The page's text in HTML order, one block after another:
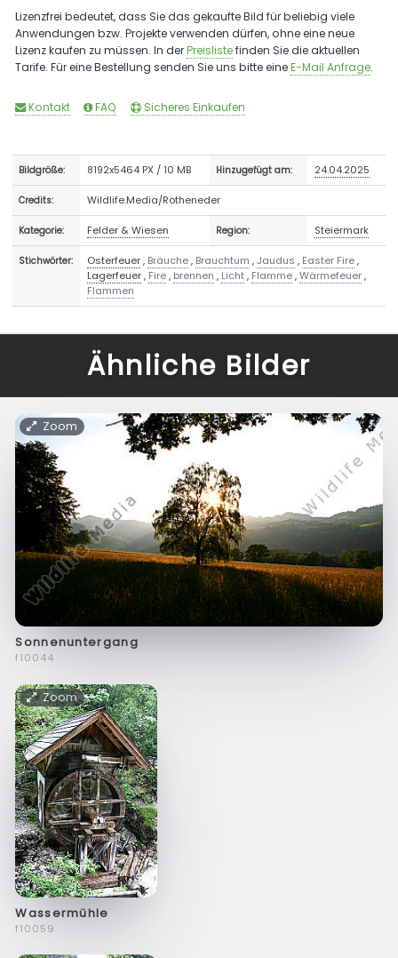
Lizenzfrei bedeutet, dass Sie das gekaufte Bild für beliebig viele
Anwendungen bzw. Projekte verwenden dürfen, ohne eine neue
Lizenz kaufen zu müssen. In derPreislistefinden Sie die aktuellen
Tarife. Für eine Bestellung senden Sie uns bitte eineE-Mail Anfrage.
Kontakt FAQ Sicheres Einkaufen
Bildgröße: 8192x5464 PX / 10 MB Hinzugefügt am: 24.04.2025
Credits: Wildlife.Media/Rotheneder
Kategorie: Felder & Wiesen Region: Steiermark
Stichwörter: Osterfeuer, Bräuche, Brauchtum ,Jaudus , Easter Fire,
Lagerfeuer, Fire, brennen , Licht, Flamme,Wärmefeuer,
Flammen
Ähnliche Bilder
Zoom
Sonnenuntergang
f10044
Zoom
Wassermühle
f10059